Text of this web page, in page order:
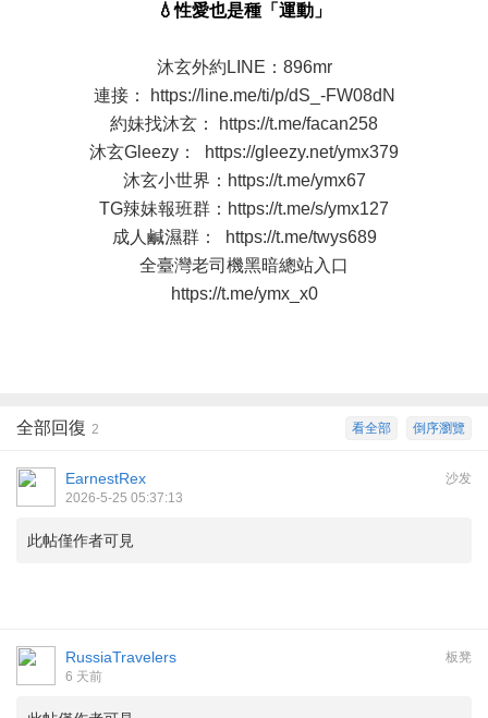
💧性愛也是種「運動」
沐玄外約LINE：896mr
連接：
https://line.me/ti/p/dS_-FW08dN
約妹找沐玄：
https://t.me/facan258
沐玄Gleezy：
https://gleezy.net/ymx379
沐玄小世界： https://t.me/ymx67
TG辣妹報班群： https://t.me/s/ymx127
成人鹹濕群：
https://t.me/twys689
全臺灣老司機黑暗總站入口
https://t.me/ymx_x0
倒序瀏覽
看全部
全部回復 2
沙发
EarnestRex
2026-5-25 05:37:13
此帖僅作者可見
板凳
RussiaTravelers
6 天前